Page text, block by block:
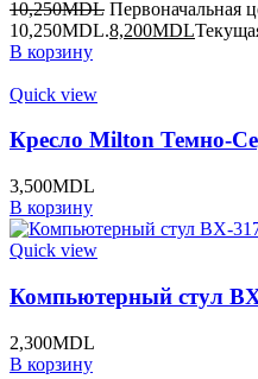
10,250MDL Первоначальная
10,250MDL.8,200MDL
В корзину
Quick view
Кресло Milton Темно-
3,500MDL
В корзину
Quick view
Компьютерный стул
2,300MDL
В корзину